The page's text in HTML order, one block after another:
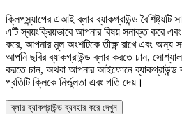
ক্লিপস্ন্যাপের এআই ব্লার ব্যাকগ্রাউন্ড বৈশিষ্ট্যটি
এটি স্বয়ংক্রিয়ভাবে আপনার বিষয় সনাক্ত করে
করে, আপনার মূল অংশটিকে তীক্ষ্ণ রাখে এবং অন্য
আপনি ছবির ব্যাকগ্রাউন্ড ব্লার করতে চান,
করতে চান, অথবা আপনার আইফোনে ব্যাকগ্রাউন্ড
প্রতিটি ক্লিকে নির্ভুলতা এবং গতি দেয়।
ব্লার ব্যাকগ্রাউন্ড ব্যবহার করে দেখুন